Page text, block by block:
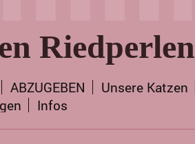
Riedperlen
ABZUGEBEN
Unsere Katzen
Infos